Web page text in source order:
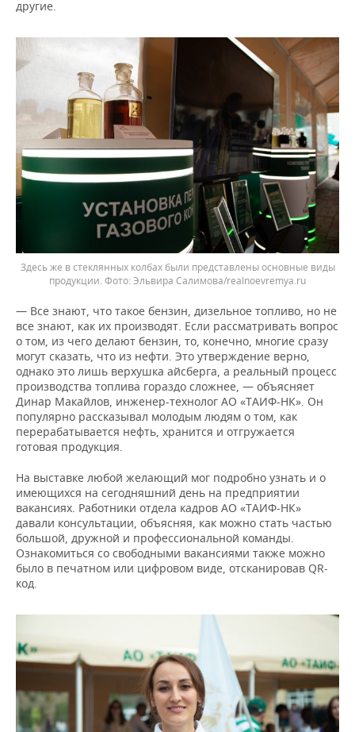
другие.
Здесь же в стеклянных колбах были представлены основные виды
продукции. Фото: Эльвира Салимова/realnoevremya.ru
— Все знают, что такое бензин, дизельное топливо, но не
все знают, как их производят. Если рассматривать вопрос
о том, из чего делают бензин, то, конечно, многие сразу
могут сказать, что из нефти. Это утверждение верно,
однако это лишь верхушка айсберга, а реальный процесс
производства топлива гораздо сложнее, — объясняет
Динар Макайлов, инженер-технолог АО «ТАИФ-НК». Он
популярно рассказывал молодым людям о том, как
перерабатывается нефть, хранится и отгружается
готовая продукция.
На выставке любой желающий мог подробно узнать и о
имеющихся на сегодняшний день на предприятии
вакансиях. Работники отдела кадров АО «ТАИФ-НК»
давали консультации, объясняя, как можно стать частью
большой, дружной и профессиональной команды.
Ознакомиться со свободными вакансиями также можно
было в печатном или цифровом виде, отсканировав QR-
код.